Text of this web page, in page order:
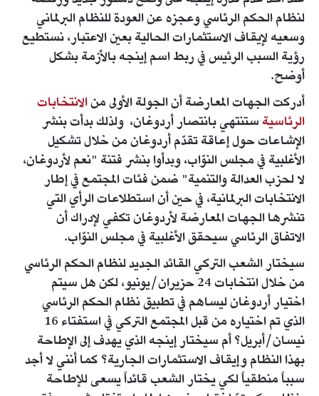
لنظام الحكم الرئاسي وعجزه عن العودة للنظام البرلماني
وسعيه لإيقاف الاستثمارات الحالية بعين الاعتبار، نستطيع
رؤية السبب الرئيس في ربط اسم إينجه بالأزمة بشكل
أوضح.
أدركت الجهات المعارضة أن الجولة الأولى منالانتخابات
الرئاسيةستنتهي بانتصار أردوغان، ولذلك بدأت بنشر
الإشاعات حول إعاقة تقدّم أردوغان من خلال تشكيل
الأغلبية في مجلس النوّاب، وبدأوا بنشر فتنة "نعم لأردوغان،
لا لحزب العدالة والتنمية" ضمن فئات المجتمع في إطار
الانتخابات البرلمانية، في حين أن استطلاعات الرأي التي
تنشرها الجهات المعارضة لأردوغان تكفي لإدراك أن
الاتفاق الرئاسي سيحقق الأغلبية في مجلس النوّاب.
سيختار الشعب التركي القائد الجديد لنظام الحكم الرئاسي
من خلال انتخابات 24 حزيران/يونيو، لكن هل سيتم
اختيار أردوغان ليساهم في تطبيق نظام الحكم الرئاسي
الذي تم اختياره من قبل المجتمع التركي في استفتاء 16
نيسان/أبريل؟ أم سيختار إينجه الذي يهدف إلى الإطاحة
بهذا النظام وإيقاف الاستثمارات الجارية؟ كما أنني لا أجد
سبباً منطقياً لكي يختار الشعب قائداً يسعى للإطاحة